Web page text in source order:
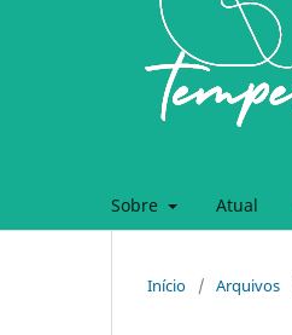
Sobre Atual
Início / Arquivos